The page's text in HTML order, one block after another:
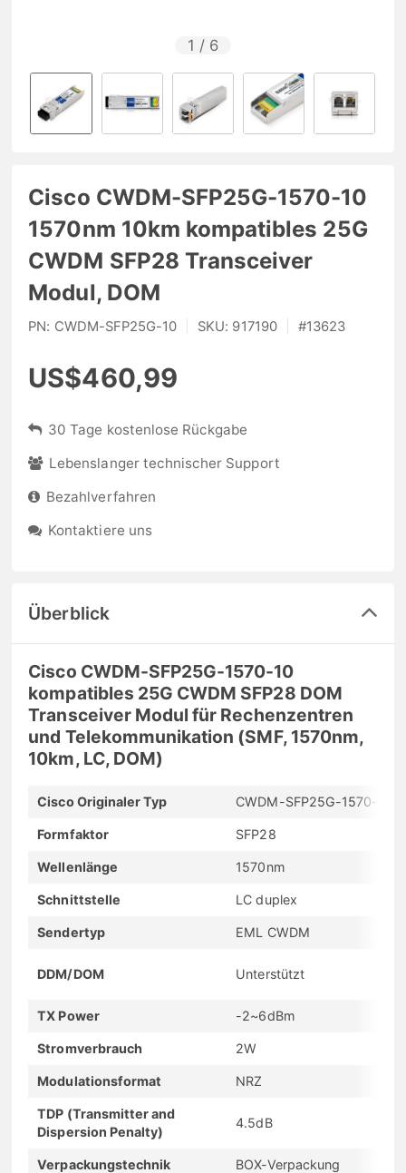
1 / 6
Cisco CWDM-SFP25G-1570-10
1570nm 10km kompatibles 25G
CWDM SFP28 Transceiver
Modul, DOM
PN: CWDM-SFP25G-10 SKU: 917190 #13623
US$460,99
30 Tage kostenlose Rückgabe
Lebenslanger technischer Support
Bezahlverfahren
Kontaktiere uns
Überblick
Cisco CWDM-SFP25G-1570-10
kompatibles 25G CWDM SFP28 DOM
Transceiver Modul für Rechenzentren
und Telekommunikation (SMF, 1570nm,
10km, LC, DOM)
Cisco Originaler Typ CWDM-SFP25G-1570-10
Formfaktor SFP28
Wellenlänge 1570nm
Schnittstelle LC duplex
Sendertyp EML CWDM
DDM/DOM Unterstützt
TX Power -2~6dBm
Stromverbrauch 2W
Modulationsformat NRZ
TDP (Transmitter and
Dispersion Penalty)
4.5dB
Verpackungstechnik BOX-Verpackung